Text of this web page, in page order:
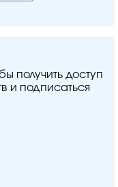
получить доступ
и подписаться